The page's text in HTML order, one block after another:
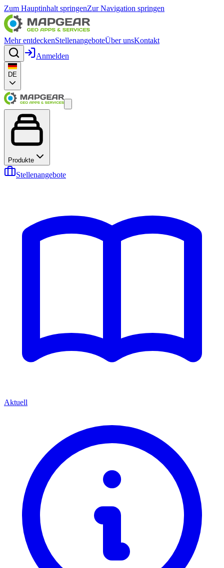
Zum Hauptinhalt springenZur Navigation springen
Mehr entdeckenStellenangeboteÜber unsKontakt
Anmelden
DE
Produkte
Stellenangebote
Aktuell